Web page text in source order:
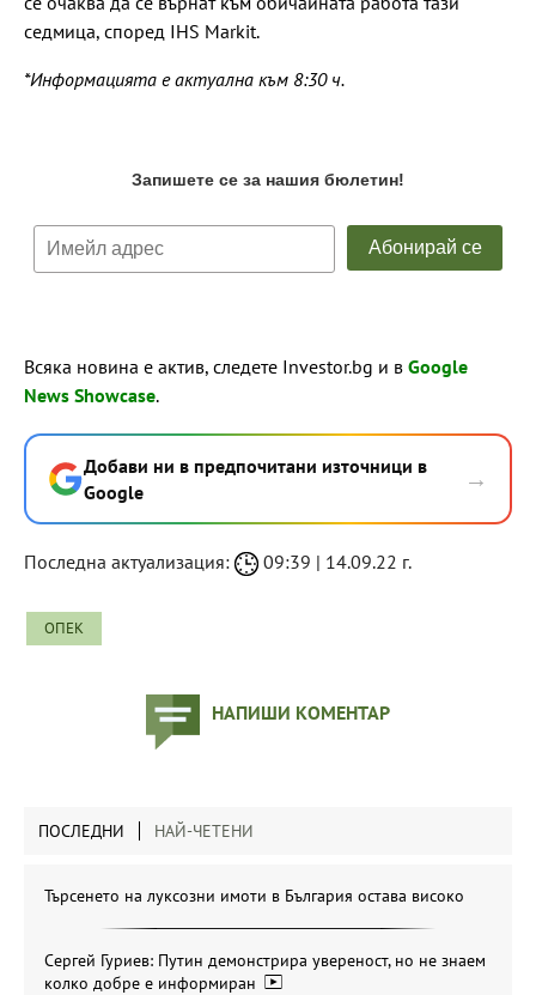
седмица, според IHS Markit.
*Информацията е актуална към 8:30 ч.
Всяка новина е актив, следете Investor.bg и в Google
News Showcase.
Добави ни в предпочитани източници в
Google
→
Последна актуализация: 09:39 | 14.09.22 г.
ОПЕК
НАПИШИ КОМЕНТАР
ПОСЛЕДНИ НАЙ-ЧЕТЕНИ
Търсенето на луксозни имоти в България остава високо
Сергей Гуриев: Путин демонстрира увереност, но не знаем
колко добре е информиран